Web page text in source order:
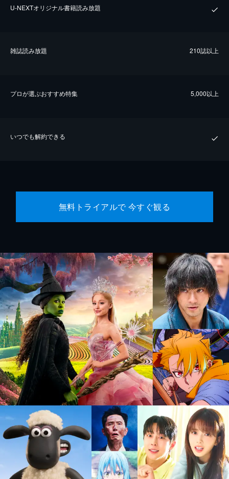
U-NEXTオリジナル書籍読み放題
雑誌読み放題 210誌以上
プロが選ぶおすすめ特集 5,000以上
いつでも解約できる
無料トライアルで 今すぐ観る